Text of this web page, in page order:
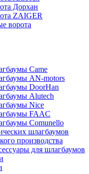
Дорхан
ZAIGER
ворота
Came
AN-motors
DoorHan
Alutech
Nice
FAAC
Comunello
шлагбаумов
производства
для шлагбаумов